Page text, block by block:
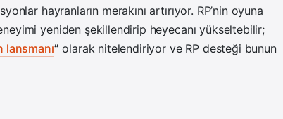
hayranların merakını artırıyor. RP’nin oyuna
yeniden şekillendirip heyecanı yükseltebilir;
” olarak nitelendiriyor ve RP desteği bunun